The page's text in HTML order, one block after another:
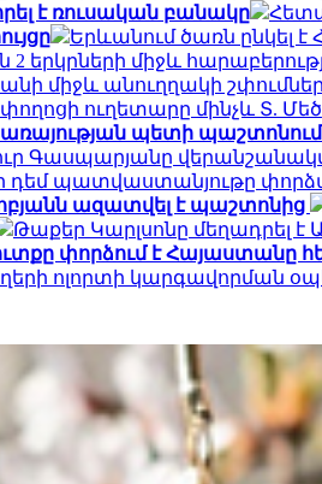
է ռուսական բանակը
Երևանում ծառն ընկել է
երկրների միջև
միջև անուղղակի
ուղետարը մինչև Տ.
պետի պաշտոնում
Գասպարյանը
դեմ պատվաստանյութը
ազատվել է պաշտոնից
Թաքեր Կարլսոնը մեղադրել
փորձում է Հայաստանը
ոլորտի կարգավորման